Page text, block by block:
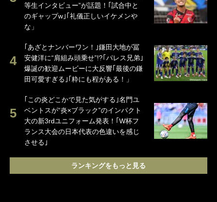
等生インタビュー”が話題！｢試合中と
のギャップw｣｢礼儀正しいイケメンや
な」
｢あざとナンバーワン！｣鎌田大地が冨
安健洋に“肩組み頭乗せ”!?｢パレス兄弟｣
爆誕の歓迎ムービーに大反響｢最後の鎌
田可愛すぎる｣｢粋にも程がある！」
｢この炎どこかで見た気がする｣名門ユ
ベントスが“炎×ブラック”のインパクト
大の新3rdユニフォーム発表！｢W杯フ
ランス大会の日本代表の色違いを感じ
させる｣
ランキングをもっと見る